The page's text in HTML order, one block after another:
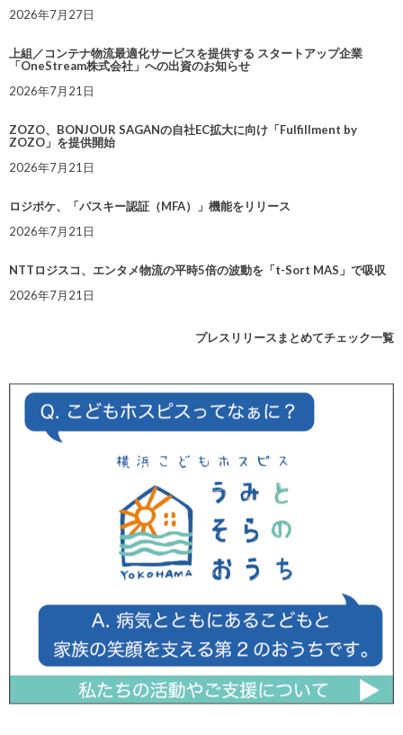
2026年7月27日
上組／コンテナ物流最適化サービスを提供する スタートアップ企業
「OneStream株式会社」への出資のお知らせ
2026年7月21日
ZOZO、BONJOUR SAGANの自社EC拡大に向け「Fulfillment by
ZOZO」を提供開始
2026年7月21日
ロジポケ、「パスキー認証（MFA）」機能をリリース
2026年7月21日
NTTロジスコ、エンタメ物流の平時5倍の波動を「t-Sort MAS」で吸収
2026年7月21日
プレスリリースまとめてチェック一覧